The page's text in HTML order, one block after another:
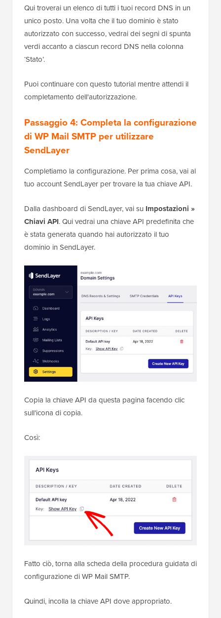
Qui troverai un elenco di tutti i tuoi record DNS in un
unico posto. Una volta che il tuo dominio è stato
autorizzato con successo, vedrai dei segni di spunta
verdi accanto a ciascun record DNS nella colonna
‘Stato’.
Puoi continuare con questo tutorial mentre attendi il
completamento dell'autorizzazione.
Passaggio 4: Completa la configurazione
di WP Mail SMTP per utilizzare
SendLayer
Completiamo la configurazione. Per prima cosa, vai al
tuo account SendLayer per trovare la tua chiave API.
Dalla dashboard di SendLayer, vai su Impostazioni »
Chiavi API. Qui vedrai una chiave API predefinita che
è stata generata quando hai autorizzato il tuo
dominio in SendLayer.
Copia la chiave API da questa pagina facendo clic
sull'icona di copia.
Così:
Fatto ciò, torna alla scheda della procedura guidata di
configurazione di WP Mail SMTP.
Quindi, incolla la chiave API dove appropriato.